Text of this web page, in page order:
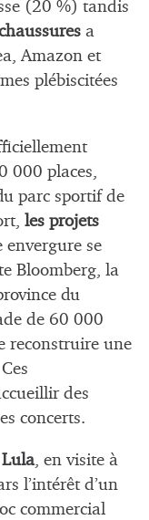
(20 %) tandis
a
Amazon et
plébiscitées
000 places,
parc sportif de
les projets
envergure se
Bloomberg, la
du
de 60 000
reconstruire une
des
concerts.
Lula, en visite à
l’intérêt d’un
commercial